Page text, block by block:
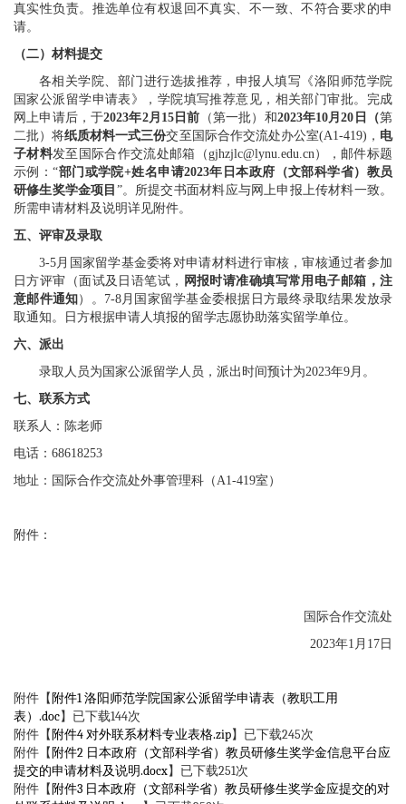
真实性负责。推选单位有权退回不真实、不一致、不符合要求的申
请。
（二）材料提交
各相关学院、部门进行选拔推荐，申报人填写《洛阳师范学院
国家公派留学申请表》，学院填写推荐意见，相关部门审批。完成
网上申请后，于2023年2月 15 日前 （第一批）和2023年10 月20 日（第
二批）将纸质材料一式三份交至 国际合作交流处办公室(A1-419) ， 电
子材料发至国际合作交流处邮箱（gjhzjlc@lynu.edu.cn ），邮件标题
示例：“部门或学院+姓名申请2023年日本政府（文部科学省）教员
研修生奖学金项目 ”。所提交书面材料应与网上申报上传材料一致。
所需申请材料及说明详见附件。
五、评审及录取
3-5 月国家留学基金委将对申请材料进行审核，审核通过者参加
日方评审（面试及日语笔试， 网报时请准确填写常用电子邮箱，注
意邮件通知 ）。 7-8月国家留学基金委根据日方最终录取结果发放录
取通知。日方根据申请人填报的留学志愿协助落实留学单位。
六、派出
录取人员为国家公派留学人员，派出时间预计为2023年9 月。
七、联系方式
联系人：陈老师
电话： 68618253
地址：国际合作交流处外事管理科（ A1-419室）
附件：
国际合作交流处
2023年1 月 17 日
附件【 附件1 洛阳师范学院国家公派留学申请表（教职工用
表）.doc】已下载144次
附件【 附件4 对外联系材料专业表格.zip】已下载245次
附件【 附件2 日本政府（文部科学省）教员研修生奖学金信息平台应
提交的申请材料及说明.docx】已下载251次
附件【 附件3 日本政府（文部科学省）教员研修生奖学金应提交的对